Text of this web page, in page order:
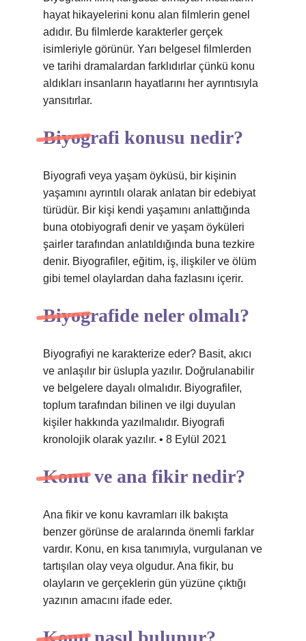
hayat hikayelerini konu alan filmlerin genel
adıdır. Bu filmlerde karakterler gerçek
isimleriyle görünür. Yarı belgesel filmlerden
ve tarihi dramalardan farklıdırlar çünkü konu
aldıkları insanların hayatlarını her ayrıntısıyla
yansıtırlar.
Biyografi konusu nedir?
Biyografi veya yaşam öyküsü, bir kişinin
yaşamını ayrıntılı olarak anlatan bir edebiyat
türüdür. Bir kişi kendi yaşamını anlattığında
buna otobiyografi denir ve yaşam öyküleri
şairler tarafından anlatıldığında buna tezkire
denir. Biyografiler, eğitim, iş, ilişkiler ve ölüm
gibi temel olaylardan daha fazlasını içerir.
Biyografide neler olmalı?
Biyografiyi ne karakterize eder? Basit, akıcı
ve anlaşılır bir üslupla yazılır. Doğrulanabilir
ve belgelere dayalı olmalıdır. Biyografiler,
toplum tarafından bilinen ve ilgi duyulan
kişiler hakkında yazılmalıdır. Biyografi
kronolojik olarak yazılır. • 8 Eylül 2021
Konu ve ana fikir nedir?
Ana fikir ve konu kavramları ilk bakışta
benzer görünse de aralarında önemli farklar
vardır. Konu, en kısa tanımıyla, vurgulanan ve
tartışılan olay veya olgudur. Ana fikir, bu
olayların ve gerçeklerin gün yüzüne çıktığı
yazının amacını ifade eder.